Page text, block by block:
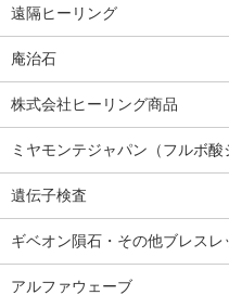
遠隔ヒーリング
庵治石
株式会社ヒーリング商品
ミヤモンテジャパン（フルボ酸
遺伝子検査
ギベオン隕石・その他ブレスレ
アルファウェーブ